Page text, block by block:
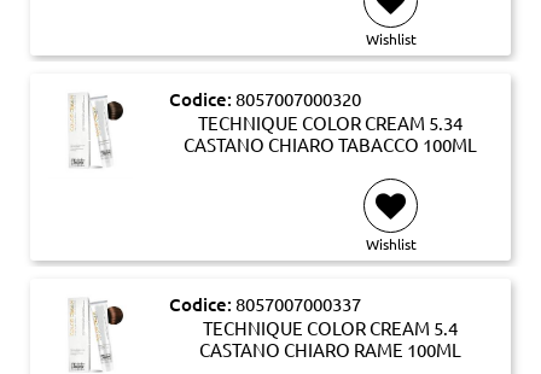
Wishlist
Codice: 8057007000320
TECHNIQUE COLOR CREAM 5.34
CASTANO CHIARO TABACCO 100ML
Wishlist
Codice: 8057007000337
TECHNIQUE COLOR CREAM 5.4
CASTANO CHIARO RAME 100ML